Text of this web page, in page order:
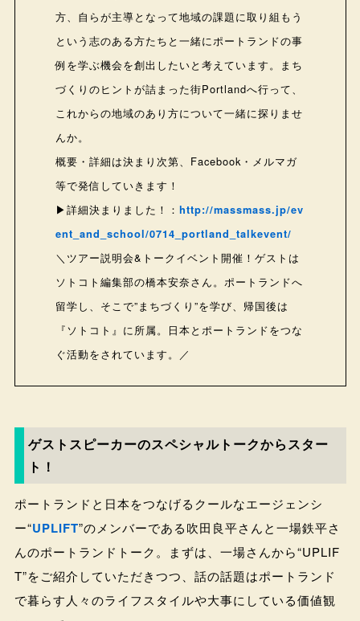
方、自らが主導となって地域の課題に取り組もう
という志のある方たちと一緒にポートランドの事
例を学ぶ機会を創出したいと考えています。まち
づくりのヒントが詰まった街Portlandへ行って、
これからの地域のあり方について一緒に探りませ
んか。
概要・詳細は決まり次第、Facebook・メルマガ
等で発信していきます！
▶︎詳細決まりました！： http://massmass.jp/ev
ent_and_school/0714_portland_talkevent/
＼ツアー説明会&トークイベント開催！ゲストは
ソトコト編集部の橋本安奈さん。ポートランドへ
留学し、そこで”まちづくり”を学び、帰国後は
『ソトコト』に所属。日本とポートランドをつな
ぐ活動をされています。／
ゲストスピーカーのスペシャルトークからスター
ト！
ポートランドと日本をつなげるクールなエージェンシ
ー“UPLIFT”のメンバーである吹田良平さんと一場鉄平さ
んのポートランドトーク。まずは、一場さんから“UPLIF
T”をご紹介していただきつつ、話の話題はポートランド
で暮らす人々のライフスタイルや大事にしている価値観